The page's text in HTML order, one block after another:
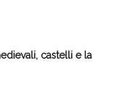
castelli e la